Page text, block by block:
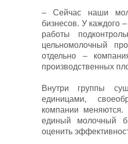
– Сейчас наши
бизнесов. У каждого
работы
цельномолочный
отдельно –
производственных
Внутри группы
единицами,
компании
единый молочный
оценить